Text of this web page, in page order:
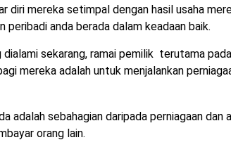
diri mereka setimpal dengan hasil usaha
peribadi anda berada dalam keadaan baik.
dialami sekarang, ramai pemilik terutama
mereka adalah untuk menjalankan
adalah sebahagian daripada perniagaan
orang lain.